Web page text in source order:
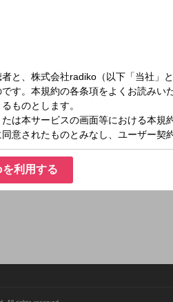
彦が担当し、火曜～金曜は、CBCのスポー
のスタジオトークをお楽しみ下さい。
利用する